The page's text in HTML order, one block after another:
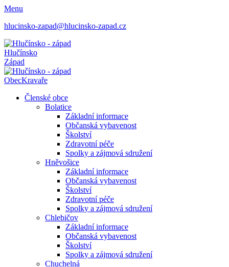
Menu
hlucinsko-zapad@hlucinsko-zapad.cz
Hlučínsko
Západ
ObecKravaře
Členské obce
Bolatice
Základní informace
Občanská vybavenost
Školství
Zdravotní péče
Spolky a zájmová sdružení
Hněvošice
Základní informace
Občanská vybavenost
Školství
Zdravotní péče
Spolky a zájmová sdružení
Chlebičov
Základní informace
Občanská vybavenost
Školství
Spolky a zájmová sdružení
Chuchelná